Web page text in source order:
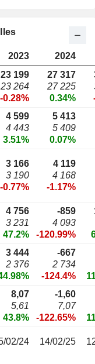
2023 2024
23 199
23 264
-0.28%
27 317
27 225
0.34%
4 599
4 443
3.51%
5 413
5 409
0.07%
3 166
3 190
-0.77%
4 119
4 168
-1.17%
4 756
3 231
47.2%
-859
4 093
-120.99%
3 444
2 376
-667
2 734
-124.4%
8,07
5,61
43.8%
-1,60
7,07
-122.65%
02/24 14/02/25